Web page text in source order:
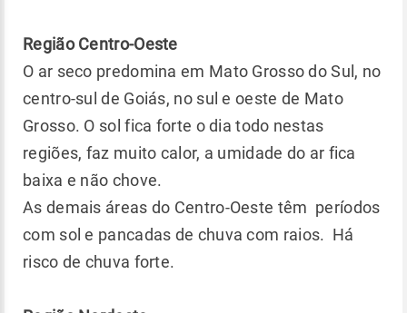
Região Centro-Oeste
O ar seco predomina em Mato Grosso do Sul, no
centro-sul de Goiás, no sul e oeste de Mato
Grosso. O sol fica forte o dia todo nestas
regiões, faz muito calor, a umidade do ar fica
baixa e não chove.
As demais áreas do Centro-Oeste têm períodos
com sol e pancadas de chuva com raios. Há
risco de chuva forte.